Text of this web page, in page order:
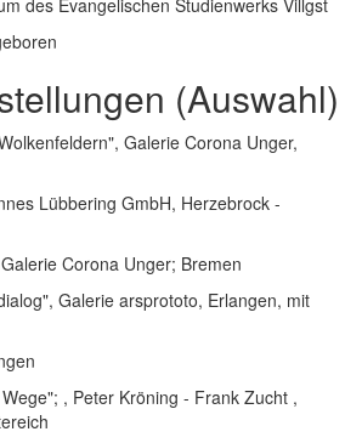
des Evangelischen Studienwerks Villgst
(Auswahl)
Galerie Corona Unger,
Lübbering GmbH, Herzebrock -
Corona Unger; Bremen
Galerie arsprototo, Erlangen, mit
, Peter Kröning - Frank Zucht ,